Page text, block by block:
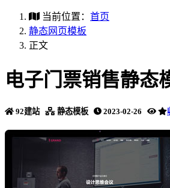
当前位置： 首页
静态网页模板
正文
电子门票销售静态
92建站 静态模板 2023-02-26